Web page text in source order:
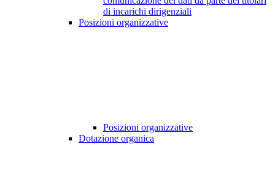
di incarichi dirigenziali
Posizioni organizzative
Posizioni organizzative
Dotazione organica